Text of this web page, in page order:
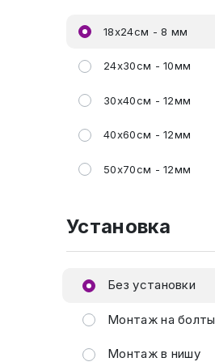
18х24см - 8 мм
24х30см - 10мм
30х40см - 12мм
40х60см - 12мм
50х70см - 12мм
Установка
Без установки
Монтаж на болты
Монтаж в нишу